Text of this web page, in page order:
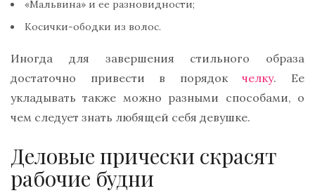
«Мальвина» и ее разновидности;
Косички-ободки из волос.
Иногда для завершения стильного образа
достаточно привести в порядокчелку. Ее
укладывать также можно разными способами, о
чем следует знать любящей себя девушке.
Деловые прически скрасят
рабочие будни